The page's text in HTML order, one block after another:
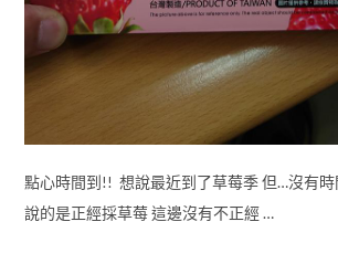
點心時間到!! 想說最近到了草莓季 但…沒有時
說的是正經採草莓 這邊沒有不正經 …